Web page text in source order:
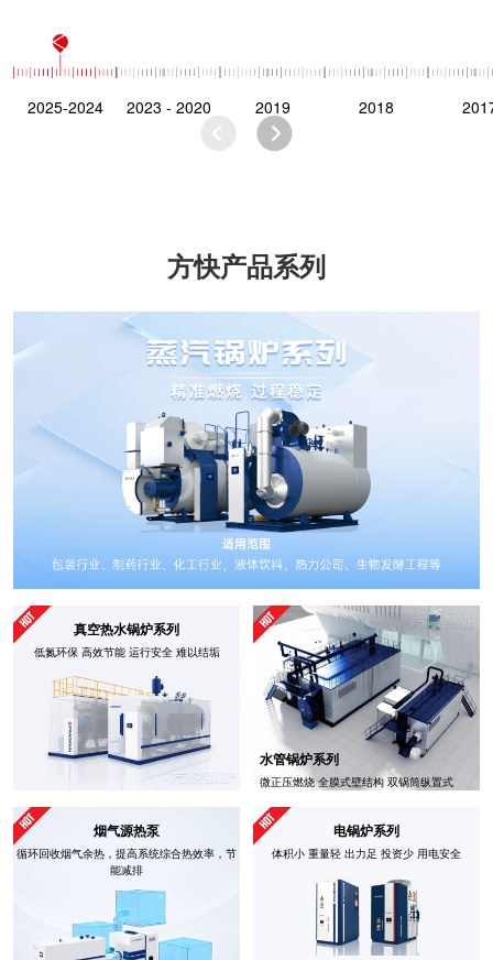
2025-2024 2023 - 2020 2019 2018
方快产品系列
真空热水锅炉系列
低氮环保 高效节能 运行安全 难以结垢
水管锅炉系列
微正压燃烧 全膜式壁结构 双锅筒纵置式
烟气源热泵
循环回收烟气余热，提高系统综合热效率，节
能减排
电锅炉系列
体积小 重量轻 出力足 投资少 用电安全